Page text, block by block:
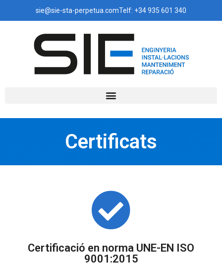
sie@sie-sta-perpetua.comTelf: +34 935 601 340
Certificats
Certificació en norma UNE-EN ISO
9001:2015